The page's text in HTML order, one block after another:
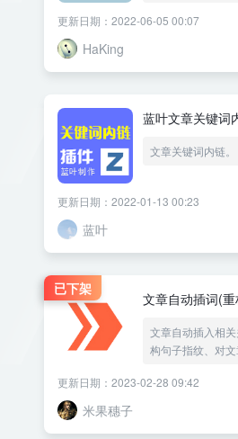
原创性。
更新日期：2022-06-05 00:07
HaKing
蓝叶文章关键词
文章关键词内链。
更新日期：2022-01-13 00:23
蓝叶
已下架
文章自动插词(
文章自动插入相
构句子指纹、对
更新日期：2023-02-28 09:42
米果穗子